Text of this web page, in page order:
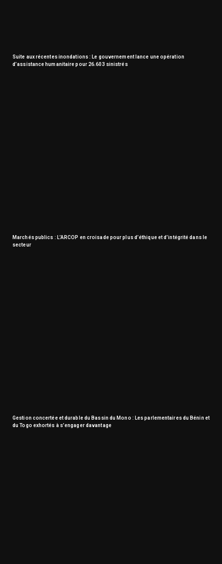
Suite aux récentes inondations : Le gouvernement lance une opération
d’assistance humanitaire pour 26.603 sinistrés
Marchés publics : L’ARCOP en croisade pour plus d’éthique et d’intégrité dans le
secteur
Gestion concertée et durable du Bassin du Mono : Les parlementaires du Bénin et
du Togo exhortés à s’engager davantage